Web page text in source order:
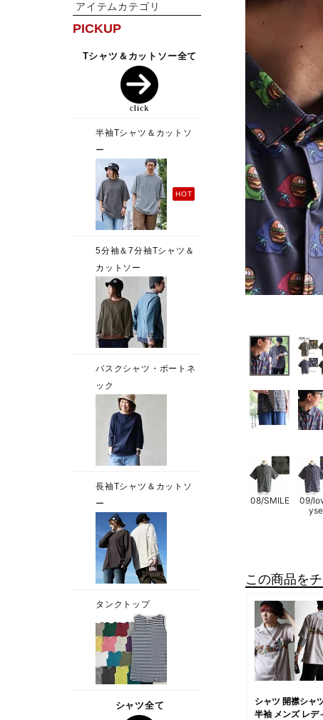
08/SMILE
09/
この商品を
シャツ 開襟シャ
半袖 メンズ レデ